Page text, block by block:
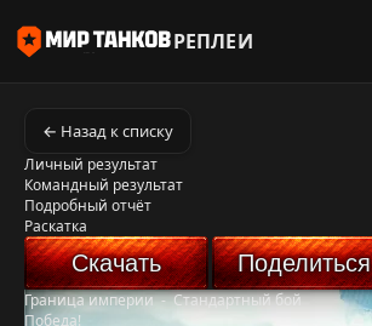
РЕПЛЕИ
← Назад к списку
Личный результат
Командный результат
Подробный отчёт
Раскатка
Скачать Поделиться
Граница империи-Стандартный бой
Победа!